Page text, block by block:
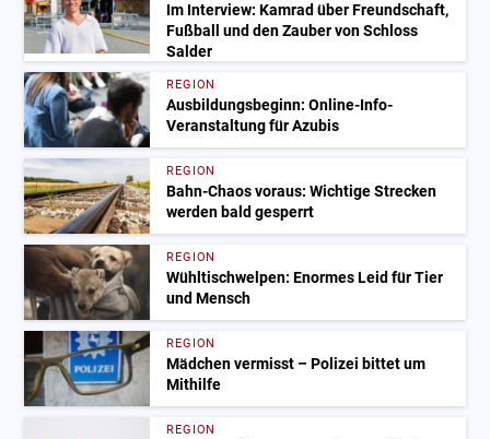
Im Interview: Kamrad über Freundschaft,
Fußball und den Zauber von Schloss
Salder
REGION
Ausbildungsbeginn: Online-Info-
Veranstaltung für Azubis
REGION
Bahn-Chaos voraus: Wichtige Strecken
werden bald gesperrt
REGION
Wühltischwelpen: Enormes Leid für Tier
und Mensch
REGION
Mädchen vermisst – Polizei bittet um
Mithilfe
REGION